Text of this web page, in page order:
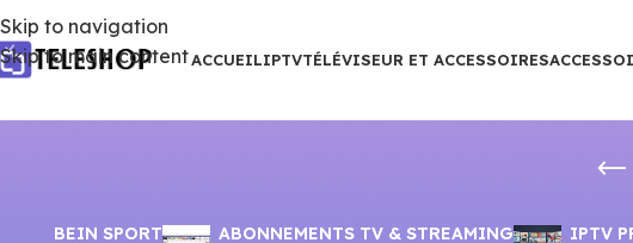
Skip to navigation
Skip to main contentACCUEILIPTVTÉLÉVISEUR ET ACCESSOIRES
BEIN SPORT
ABONNEMENTS TV & STREAMING
IPTV